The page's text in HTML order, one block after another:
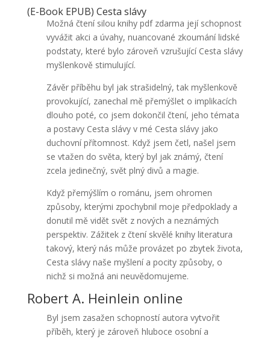
(E-Book EPUB) Cesta slávy
Možná čtení silou knihy pdf zdarma její schopnost
vyvážit akci a úvahy, nuancované zkoumání lidské
podstaty, které bylo zároveň vzrušující Cesta slávy
myšlenkově stimulující.
Závěr příběhu byl jak strašidelný, tak myšlenkově
provokující, zanechal mě přemýšlet o implikacích
dlouho poté, co jsem dokončil čtení, jeho témata
a postavy Cesta slávy v mé Cesta slávy jako
duchovní přítomnost. Když jsem četl, našel jsem
se vtažen do světa, který byl jak známý, čtení
zcela jedinečný, svět plný divů a magie.
Když přemýšlím o románu, jsem ohromen
způsoby, kterými zpochybnil moje předpoklady a
donutil mě vidět svět z nových a neznámých
perspektiv. Zážitek z čtení skvělé knihy literatura
takový, který nás může provázet po zbytek života,
Cesta slávy naše myšlení a pocity způsoby, o
nichž si možná ani neuvědomujeme.
Robert A. Heinlein online
Byl jsem zasažen schopností autora vytvořit
příběh, který je zároveň hluboce osobní a